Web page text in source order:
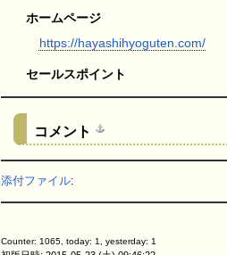
ホームページ
https://hayashihyoguten.com/
セールスポイント
コメント
添付ファイル:
Counter: 1065, today: 1, yesterday: 1